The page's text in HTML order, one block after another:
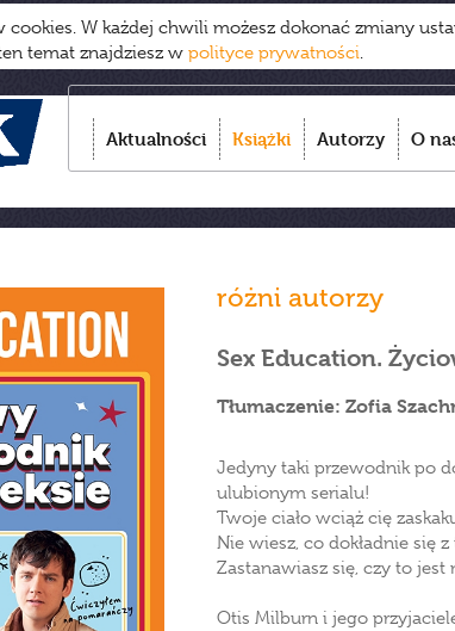
cookies. W każdej chwili możesz dokonać zmiany
temat znajdziesz w polityce prywatności.
Aktualności Książki Autorzy O
różni autorzy
Sex Education.
Tłumaczenie: Zofia
Jedyny taki przewodnik po
ulubionym serialu!
Twoje ciało wciąż cię
Nie wiesz, co dokładnie się
Zastanawiasz się, czy to jest
Otis Milburn i jego